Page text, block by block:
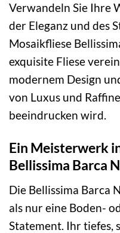
Verwandeln Sie Ihre
der Eleganz und des
Mosaikfliese
exquisite Fliese
modernem Design
von Luxus und
beeindrucken wird.
Ein Meisterwerk
Bellissima Barca
Die Bellissima Barca
als nur eine Boden-
Statement. Ihr tiefes,